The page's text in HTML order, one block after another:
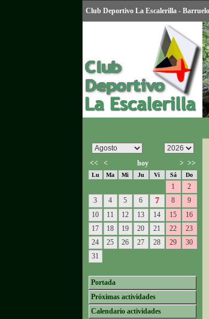
Club Deportivo La Escalerilla -
<< < hoy > >>
Lu Ma Mi Ju Vi Sá Do
1
2
3
4 5 6 7 8
9
10
11 12 13 14 15
16
17
18 19 20 21 22
23
24
25 26 27 28 29
30
31
Portada
Próximas actividades
Calendario actividades